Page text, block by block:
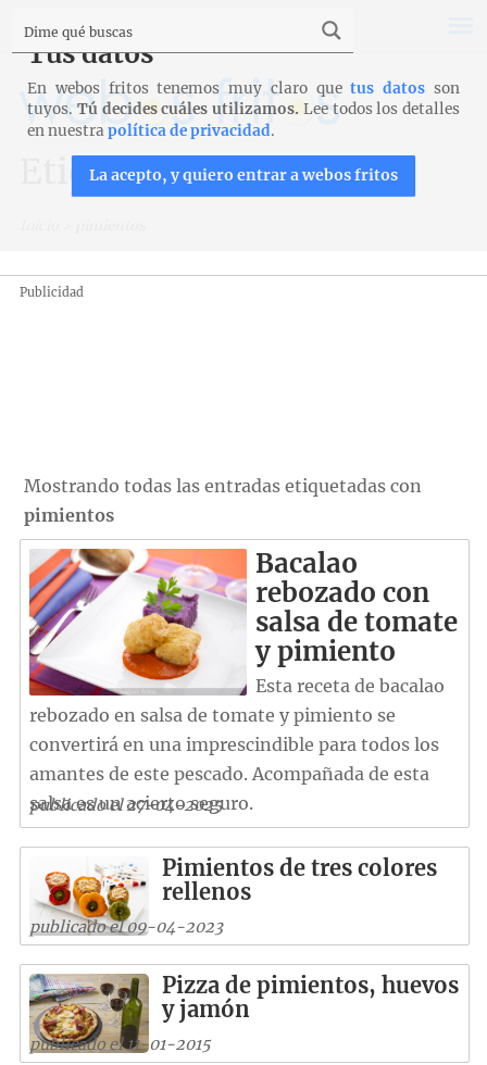
Etiqueta: pimientos
Publicidad
Mostrando todas las entradas etiquetadas con
pimientos
Bacalao
rebozado con
salsa de tomate
y pimiento
Esta receta de bacalao
rebozado en salsa de tomate y pimiento se
convertirá en una imprescindible para todos los
amantes de este pescado. Acompañada de esta
salsa es un acierto seguro.
publicado el 27-04-2025
Pimientos de tres colores
rellenos
publicado el 09-04-2023
Pizza de pimientos, huevos
y jamón
publicado el 11-01-2015
Tus datos
En webos fritos tenemos muy claro quetus datos son
tuyos. Tú decides cuáles utilizamos. Lee todos los detalles
en nuestrapolítica de privacidad.
La acepto, y quiero entrar a webos fritos